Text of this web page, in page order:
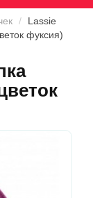
Lassie
фуксия)